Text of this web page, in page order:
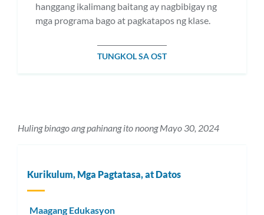
hanggang ikalimang baitang ay nagbibigay ng
mga programa bago at pagkatapos ng klase.
TUNGKOL SA OST
Huling binago ang pahinang ito noong Mayo 30, 2024
Kurikulum, Mga Pagtatasa, at Datos
Maagang Edukasyon